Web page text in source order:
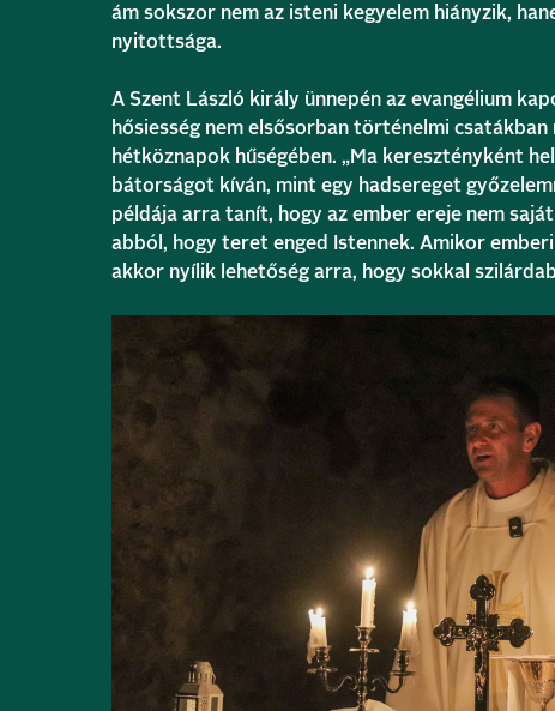
ám sokszor nem az isteni kegyelem hiányzik,
nyitottsága.
A Szent László király ünnepén az evangélium
hősiesség nem elsősorban történelmi
hétköznapok hűségében. „Ma keresztényként
bátorságot kíván, mint egy hadsereget
példája arra tanít, hogy az ember ereje nem
abból, hogy teret enged Istennek. Amikor
akkor nyílik lehetőség arra, hogy sokkal